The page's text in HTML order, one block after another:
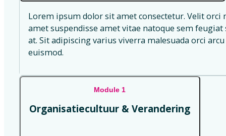
Lorem ipsum dolor sit amet consectetur. Velit
amet suspendisse amet vitae natoque sem
at. Sit adipiscing varius viverra malesuada orci
euismod.
Module 1
Organisatiecultuur & Verandering